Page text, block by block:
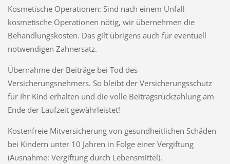
Kosmetische Operationen: Sind nach einem Unfall
kosmetische Operationen nötig, wir übernehmen die
Behandlungskosten. Das gilt übrigens auch für eventuell
notwendigen Zahnersatz.
Übernahme der Beiträge bei Tod des
Versicherungsnehmers. So bleibt der Versicherungsschutz
für Ihr Kind erhalten und die volle Beitragsrückzahlung am
Ende der Laufzeit gewährleistet!
Kostenfreie Mitversicherung von gesundheitlichen Schäden
bei Kindern unter 10 Jahren in Folge einer Vergiftung
(Ausnahme: Vergiftung durch Lebensmittel).